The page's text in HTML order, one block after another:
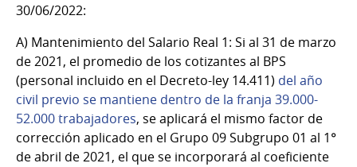
30/06/2022:
A) Mantenimiento del Salario Real 1: Si al 31 de marzo
de 2021, el promedio de los cotizantes al BPS
(personal incluido en el Decreto-ley 14.411) del año
civil previo se mantiene dentro de la franja 39.000-
52.000 trabajadores, se aplicará el mismo factor de
corrección aplicado en el Grupo 09 Subgrupo 01 al 1°
de abril de 2021, el que se incorporará al coeficiente